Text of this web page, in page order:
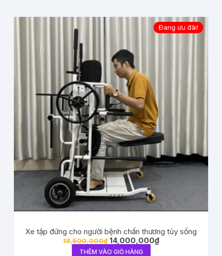
Đang ưu đãi!
Xe tập đứng cho người bệnh chấn thương tủy sống
18,500,000₫ 14,000,000₫
THÊM VÀO GIỎ HÀNG